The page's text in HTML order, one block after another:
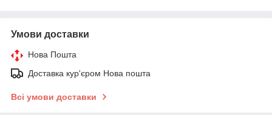
Умови доставки
Нова Пошта
Доставка кур'єром Нова пошта
Всі умови доставки